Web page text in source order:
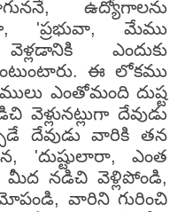
ఉద్యోగాలను
'ప్రభువా, మేము
ఎందుకు
ఈ లోకము
ఎంతోమంది దుష్ట
దేవుడు
దేవుడు వారికి తన
'దుష్టులారా, ఎంత
నడిచి వెళ్లిపోండి,
వారిని గురించి